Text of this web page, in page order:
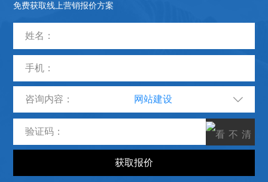
免费获取线上营销报价方案
咨询内容：